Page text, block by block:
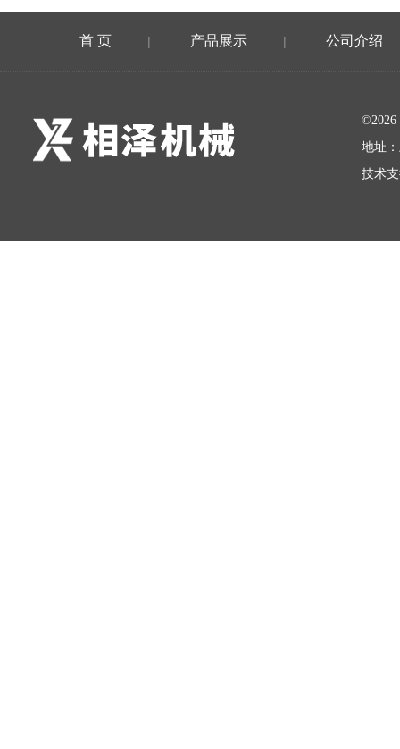
首 页 | 产品展示 | 公司介绍
地址
技术